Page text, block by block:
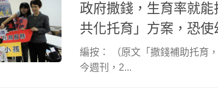
政府撒錢，生育率就
共化托育」方案，恐
編按： （原文「撒錢補助托育
今週刊，2...